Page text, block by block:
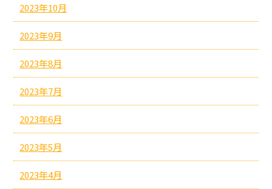
2023年10月
2023年9月
2023年8月
2023年7月
2023年6月
2023年5月
2023年4月